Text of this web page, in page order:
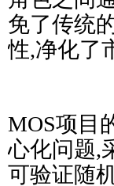
免了传统
性,净化了
MOS项目
心化问题,
可验证随